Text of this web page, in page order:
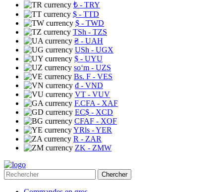
₺ - TRY
$ - TTD
$ - TWD
TSh - TZS
₴ - UAH
USh - UGX
$ - UYU
soʻm - UZS
Bs. F - VES
₫ - VND
VT - VUV
F.CFA - XAF
EC$ - XCD
CFAF - XOF
YRls - YER
R - ZAR
ZK - ZMW
Chercher